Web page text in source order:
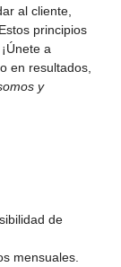
al cliente,
principios
a
en resultados,
y
de
mensuales.